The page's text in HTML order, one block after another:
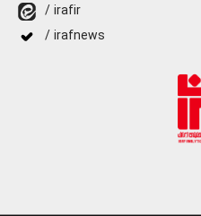
/ irafir
/ irafnews